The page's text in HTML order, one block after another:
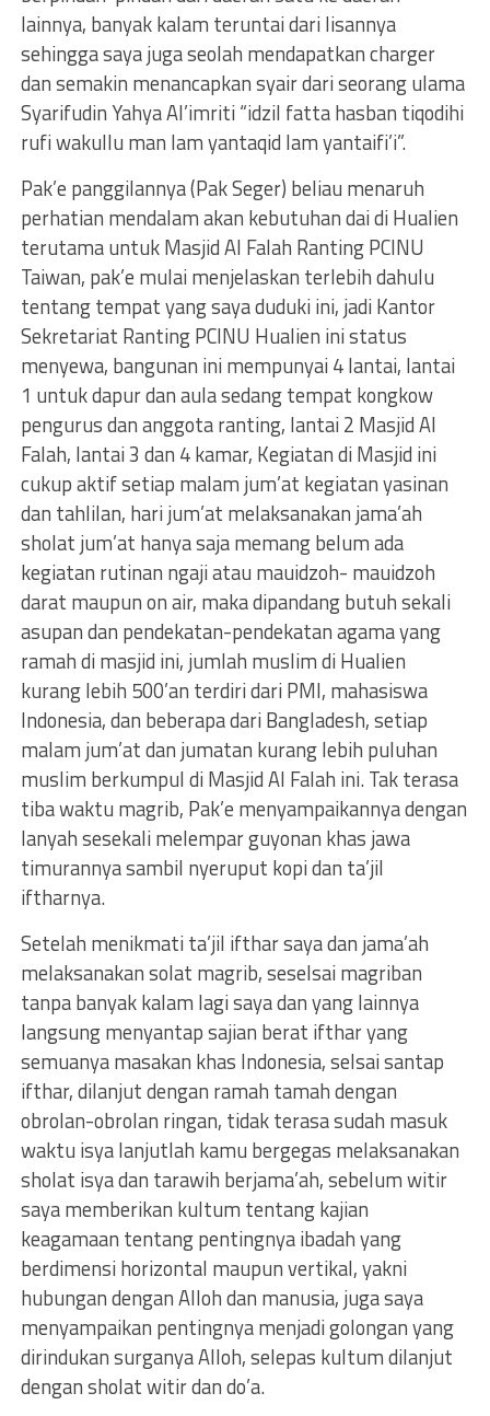
lainnya, banyak kalam teruntai dari lisannya
sehingga saya juga seolah mendapatkan charger
dan semakin menancapkan syair dari seorang ulama
Syarifudin Yahya Al’imriti “idzil fatta hasban tiqodihi
rufi wakullu man lam yantaqid lam yantaifi’i”.
Pak’e panggilannya (Pak Seger) beliau menaruh
perhatian mendalam akan kebutuhan dai di Hualien
terutama untuk Masjid Al Falah Ranting PCINU
Taiwan, pak’e mulai menjelaskan terlebih dahulu
tentang tempat yang saya duduki ini, jadi Kantor
Sekretariat Ranting PCINU Hualien ini status
menyewa, bangunan ini mempunyai 4 lantai, lantai
1 untuk dapur dan aula sedang tempat kongkow
pengurus dan anggota ranting, lantai 2 Masjid Al
Falah, lantai 3 dan 4 kamar, Kegiatan di Masjid ini
cukup aktif setiap malam jum’at kegiatan yasinan
dan tahlilan, hari jum’at melaksanakan jama’ah
sholat jum’at hanya saja memang belum ada
kegiatan rutinan ngaji atau mauidzoh- mauidzoh
darat maupun on air, maka dipandang butuh sekali
asupan dan pendekatan-pendekatan agama yang
ramah di masjid ini, jumlah muslim di Hualien
kurang lebih 500’an terdiri dari PMI, mahasiswa
Indonesia, dan beberapa dari Bangladesh, setiap
malam jum’at dan jumatan kurang lebih puluhan
muslim berkumpul di Masjid Al Falah ini. Tak terasa
tiba waktu magrib, Pak’e menyampaikannya dengan
lanyah sesekali melempar guyonan khas jawa
timurannya sambil nyeruput kopi dan ta’jil
iftharnya.
Setelah menikmati ta’jil ifthar saya dan jama’ah
melaksanakan solat magrib, seselsai magriban
tanpa banyak kalam lagi saya dan yang lainnya
langsung menyantap sajian berat ifthar yang
semuanya masakan khas Indonesia, selsai santap
ifthar, dilanjut dengan ramah tamah dengan
obrolan-obrolan ringan, tidak terasa sudah masuk
waktu isya lanjutlah kamu bergegas melaksanakan
sholat isya dan tarawih berjama’ah, sebelum witir
saya memberikan kultum tentang kajian
keagamaan tentang pentingnya ibadah yang
berdimensi horizontal maupun vertikal, yakni
hubungan dengan Alloh dan manusia, juga saya
menyampaikan pentingnya menjadi golongan yang
dirindukan surganya Alloh, selepas kultum dilanjut
dengan sholat witir dan do’a.